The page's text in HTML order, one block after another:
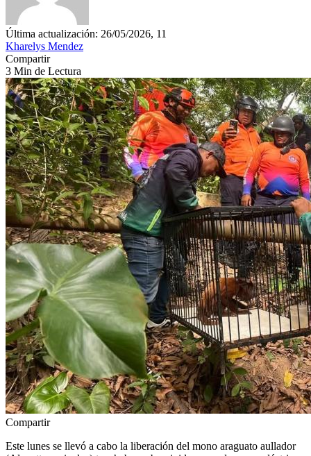
Última actualización: 26/05/2026, 11
Kharelys Mendez
Compartir
3 Min de Lectura
Compartir
Este lunes se llevó a cabo la liberación del mono araguato aullador